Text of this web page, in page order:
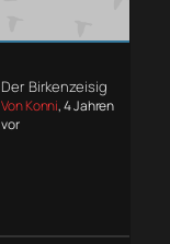
Der Birkenzeisig
Von Konni, 4 Jahren
vor